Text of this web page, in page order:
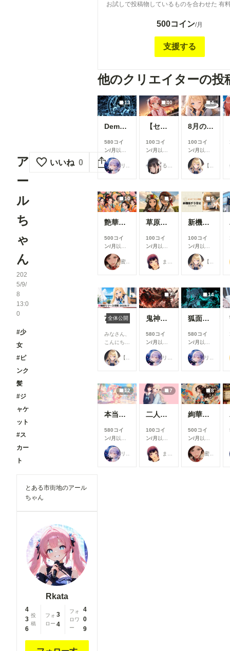
ア
ー
ル
ち
ゃ
ん
202
5/9/
8
13:0
0
#少
女
#ピ
ンク
髪
#ジ
ャケ
ット
#ス
カー
ト
いいね 0
とある市街地のアール
ちゃん
Rkata
4
3
6
投
稿
フォ
ロー
3
4
フォ
ロワ
ー
4
0
9
お試しで投稿物しているものを合わせた 有
とR18画像に関しては有料になります。 ま
500コイン/月
支援する
他のクリエイターの投
13
Demon girl clad in lightning
580コイ
ン/月 以上
支援すると
見ることが
できます
リンファ75
40
【センチ～if】沢渡ほのか：小学生時代②～交換日記～
100コイ
ン/月 以上
支援すると
見ることが
できます
るんぽす
4
8月の投稿企画をひと足先に公開！
100コイ
ン/月 以上
支援すると
見ることが
できます
【公式】ちちぷいちゃん
10
艶華媛綺 肆
500コイ
ン/月 以上
支援すると
見ることが
できます
蜜華
7
草原少女155～161
100コイ
ン/月 以上
支援すると
見ることが
できます
まーるの別荘
5
新機能チラ見せ！#10
100コイ
ン/月 以上
支援すると
見ることが
できます
【公式】ちちぷいちゃん
7月リリース新機能情報
全体公開
みなさん、
こんにち
は！🌟 今
回は、7月
に実施した
アップデー
ト内容をご
紹介しま
は新機能の
も、みなさ
んにより快
適にご利用
いただける
【公式】ちちぷいちゃん
7
鬼神装甲・震天の金棒
580コイ
ン/月 以上
支援すると
見ることが
できます
リンファ75
14
狐面の忍者ガール
580コイ
ン/月 以上
支援すると
見ることが
できます
リンファ75
12
本当にアイスみたいに溶けている女の子
580コイ
ン/月 以上
支援すると
見ることが
できます
リンファ75
7
二人のJK362～368
100コイ
ン/月 以上
支援すると
見ることが
できます
まーるの別荘
8
絢華幻姫 壱
500コイ
ン/月 以上
支援すると
見ることが
できます
蜜華